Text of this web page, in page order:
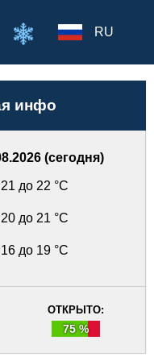
RU
инфо
(сегодня)
21 до 22 °C
20 до 21 °C
16 до 19 °C
ОТКРЫТО:
75 %